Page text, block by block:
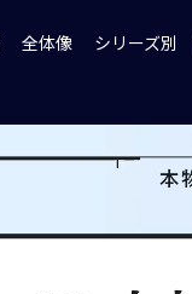
全体像 シリーズ別